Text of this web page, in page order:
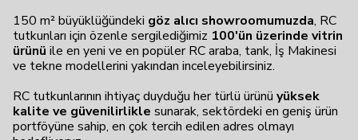
150 m² büyüklüğündeki göz alıcı showroomumuzda, RC
tutkunları için özenle sergilediğimiz 100'ün üzerinde vitrin
ürünü ile en yeni ve en popüler RC araba, tank, İş Makinesi
ve tekne modellerini yakından inceleyebilirsiniz.
RC tutkunlarının ihtiyaç duyduğu her türlü ürünü yüksek
kalite ve güvenilirlikle sunarak, sektördeki en geniş ürün
portföyüne sahip, en çok tercih edilen adres olmayı